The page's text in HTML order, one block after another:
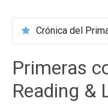
Primeras
Reading &